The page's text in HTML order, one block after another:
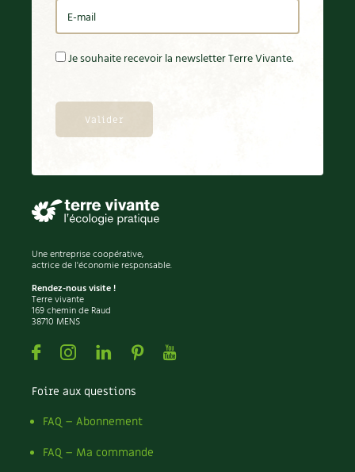
Je souhaite recevoir la newsletter Terre Vivante.
Une entreprise coopérative,
actrice de l'économie responsable.
Rendez-nous visite !
Terre vivante
169 chemin de Raud
38710 MENS
FacebookInstagramLinkedin
PinterestYoutube
Foire aux questions
FAQ – Abonnement
FAQ – Ma commande